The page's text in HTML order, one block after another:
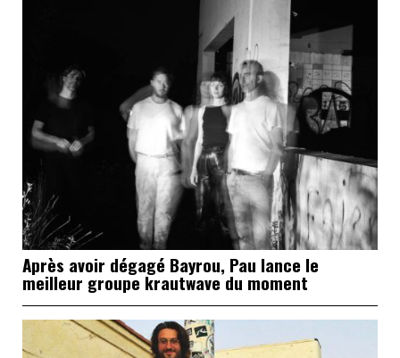
Après avoir dégagé Bayrou, Pau lance le
meilleur groupe krautwave du moment